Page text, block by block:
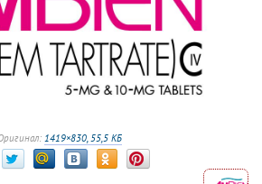
1419×830, 55,5 КБ